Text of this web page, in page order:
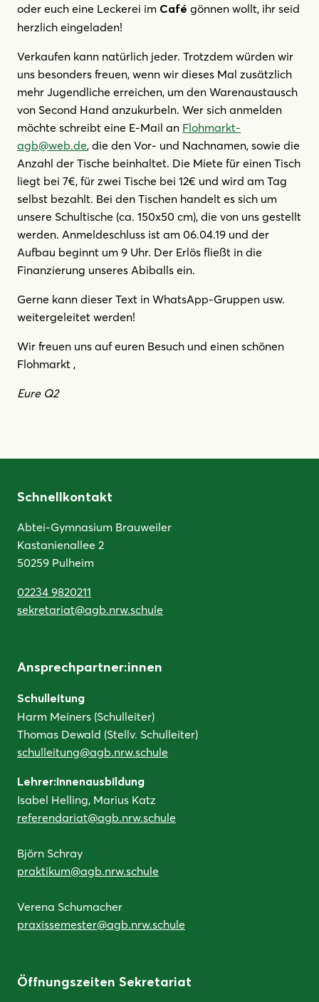
oder euch eine Leckerei im Café gönnen wollt, ihr seid
herzlich eingeladen!
Verkaufen kann natürlich jeder. Trotzdem würden wir
uns besonders freuen, wenn wir dieses Mal zusätzlich
mehr Jugendliche erreichen, um den Warenaustausch
von Second Hand anzukurbeln. Wer sich anmelden
möchte schreibt eine E-Mail an Flohmarkt-
agb@web.de, die den Vor- und Nachnamen, sowie die
Anzahl der Tische beinhaltet. Die Miete für einen Tisch
liegt bei 7€, für zwei Tische bei 12€ und wird am Tag
selbst bezahlt. Bei den Tischen handelt es sich um
unsere Schultische (ca. 150x50 cm), die von uns gestellt
werden. Anmeldeschluss ist am 06.04.19 und der
Aufbau beginnt um 9 Uhr. Der Erlös fließt in die
Finanzierung unseres Abiballs ein.
Gerne kann dieser Text in WhatsApp-Gruppen usw.
weitergeleitet werden!
Wir freuen uns auf euren Besuch und einen schönen
Flohmarkt ,
Eure Q2
Schnellkontakt
Abtei-Gymnasium Brauweiler
Kastanienallee 2
50259 Pulheim
02234 9820211
sekretariat@agb.nrw.schule
Ansprechpartner:innen
Schulleitung
Harm Meiners (Schulleiter)
Thomas Dewald (Stellv. Schulleiter)
schulleitung@agb.nrw.schule
Lehrer:innenausbildung
Isabel Helling, Marius Katz
referendariat@agb.nrw.schule
Björn Schray
praktikum@agb.nrw.schule
Verena Schumacher
praxissemester@agb.nrw.schule
Öffnungszeiten Sekretariat